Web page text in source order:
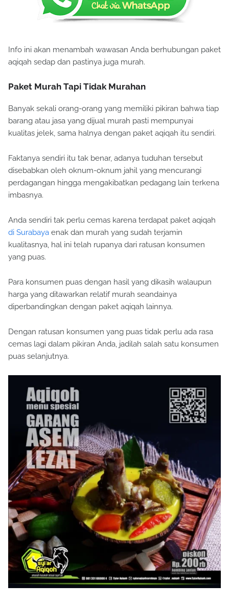
Info ini akan menambah wawasan Anda berhubungan paket
aqiqah sedap dan pastinya juga murah.
Paket Murah Tapi Tidak Murahan
Banyak sekali orang-orang yang memiliki pikiran bahwa tiap
barang atau jasa yang dijual murah pasti mempunyai
kualitas jelek, sama halnya dengan paket aqiqah itu sendiri.
Faktanya sendiri itu tak benar, adanya tuduhan tersebut
disebabkan oleh oknum-oknum jahil yang mencurangi
perdagangan hingga mengakibatkan pedagang lain terkena
imbasnya.
Anda sendiri tak perlu cemas karena terdapat paket aqiqah
di Surabaya enak dan murah yang sudah terjamin
kualitasnya, hal ini telah rupanya dari ratusan konsumen
yang puas.
Para konsumen puas dengan hasil yang dikasih walaupun
harga yang ditawarkan relatif murah seandainya
diperbandingkan dengan paket aqiqah lainnya.
Dengan ratusan konsumen yang puas tidak perlu ada rasa
cemas lagi dalam pikiran Anda, jadilah salah satu konsumen
puas selanjutnya.